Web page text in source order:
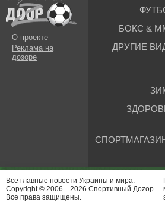
О проекте
Реклама на
дозоре
БОКС &
ДРУГИЕ
Все главные новости Украины и мира.
Copyright © 2006—2026 Спортивный Доzор
Все права защищены.